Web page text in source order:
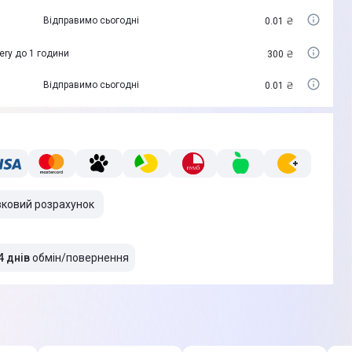
Відправимо сьогодні 0.01 ₴
до 1 години 300 ₴
Відправимо сьогодні 0.01 ₴
розрахунок
днівобмін/повернення